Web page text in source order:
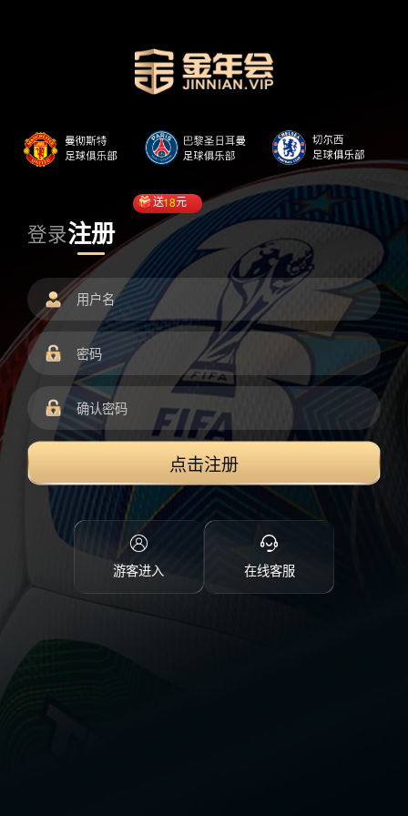
登录注册
送18元
点击注册
游客进入 在线客服